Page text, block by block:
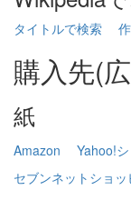
タイトルで検索
購入先(
紙
Amazon Yahoo!
セブンネットショ